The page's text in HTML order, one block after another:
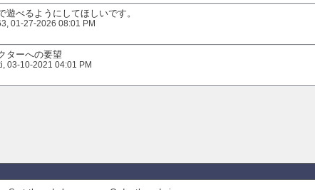
遊べるようにしてほしいです。
‎, 01-27-2026 08:01 PM
ターへの要望
‎, 03-10-2021 04:01 PM